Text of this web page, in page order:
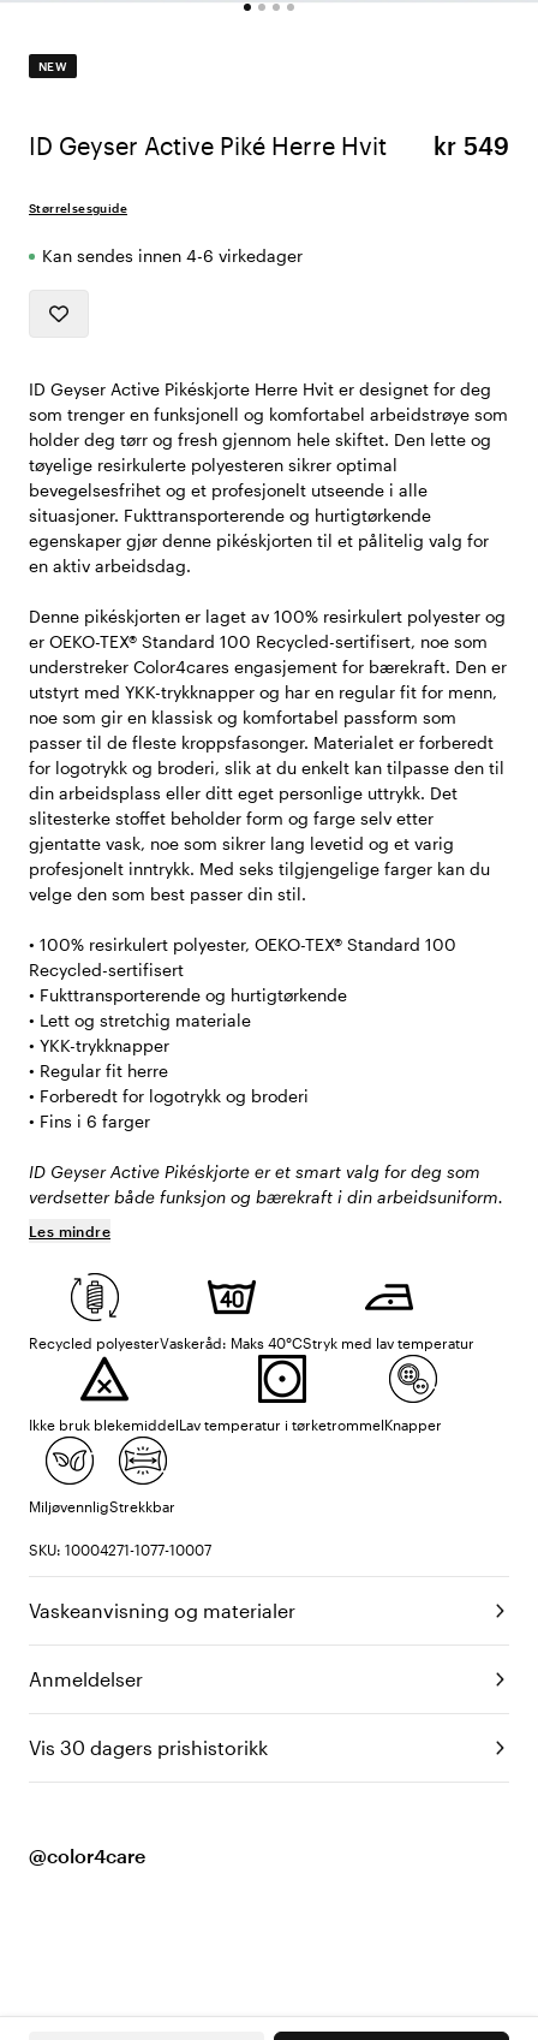
NEW
ID Geyser Active Piké Herre Hvit kr 549
Størrelsesguide
Kan sendes innen 4-6 virkedager
ID Geyser Active Pikéskjorte Herre Hvit er designet for deg
som trenger en funksjonell og komfortabel arbeidstrøye som
holder deg tørr og fresh gjennom hele skiftet. Den lette og
tøyelige resirkulerte polyesteren sikrer optimal
bevegelsesfrihet og et profesjonelt utseende i alle
situasjoner. Fukttransporterende og hurtigtørkende
egenskaper gjør denne pikéskjorten til et pålitelig valg for
en aktiv arbeidsdag.
Denne pikéskjorten er laget av 100% resirkulert polyester og
er OEKO-TEX® Standard 100 Recycled-sertifisert, noe som
understreker Color4cares engasjement for bærekraft. Den er
utstyrt med YKK-trykknapper og har en regular fit for menn,
noe som gir en klassisk og komfortabel passform som
passer til de fleste kroppsfasonger. Materialet er forberedt
for logotrykk og broderi, slik at du enkelt kan tilpasse den til
din arbeidsplass eller ditt eget personlige uttrykk. Det
slitesterke stoffet beholder form og farge selv etter
gjentatte vask, noe som sikrer lang levetid og et varig
profesjonelt inntrykk. Med seks tilgjengelige farger kan du
velge den som best passer din stil.
• 100% resirkulert polyester, OEKO-TEX® Standard 100
Recycled-sertifisert
• Fukttransporterende og hurtigtørkende
• Lett og stretchig materiale
• YKK-trykknapper
• Regular fit herre
• Forberedt for logotrykk og broderi
• Fins i 6 farger
ID Geyser Active Pikéskjorte er et smart valg for deg som
verdsetter både funksjon og bærekraft i din arbeidsuniform.
Les mindre
Recycled polyesterVaskeråd: Maks 40°CStryk med lav temperatur
Ikke bruk blekemiddelLav temperatur i tørketrommelKnapper
MiljøvennligStrekkbar
SKU: 10004271-1077-10007
Vaskeanvisning og materialer
Anmeldelser
Vis 30 dagers prishistorikk
@color4care